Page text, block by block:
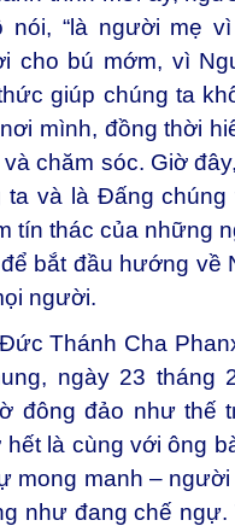
nói, “là người mẹ
cho bú mớm, vì
giúp chúng ta
mình, đồng thời
chăm sóc. Giờ
và là Đấng
tín thác của những
bắt đầu hướng về
người.
Thánh Cha
ngày 23
đông đảo như thế
là cùng với ông
mong manh –
như đang chế ngự.